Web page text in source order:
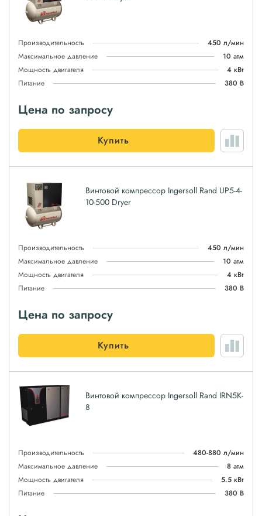
Производительность
450 л/мин
Максимальное давление
10 атм
Мощность двигателя
4 кВт
Питание
380 В
Цена по запросу
Купить
Винтовой компрессор Ingersoll Rand UP5-4-
10-500 Dryer
Производительность
450 л/мин
Максимальное давление
10 атм
Мощность двигателя
4 кВт
Питание
380 В
Цена по запросу
Купить
Винтовой компрессор Ingersoll Rand IRN5K-
8
Производительность
480-880 л/мин
Максимальное давление
8 атм
Мощность двигателя
5.5 кВт
Питание
380 В